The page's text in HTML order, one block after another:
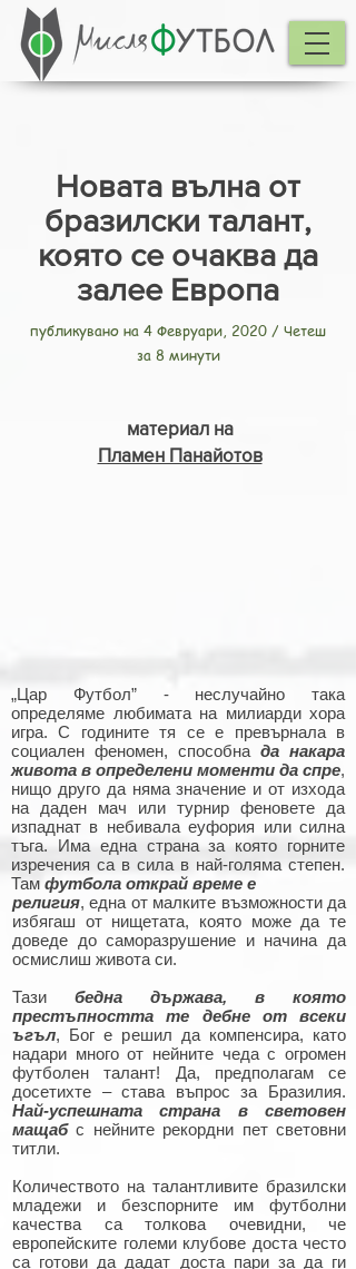
Новата вълна от
бразилски талант,
която се очаква да
залее Европа
публикувано на 4 Февруари, 2020 / Четеш
за 8 минути
материал на
Пламен Панайотов
„Цар Футбол” - неслучайно така
определяме любимата на милиарди хора
игра. С годините тя се е превърнала в
социален феномен, способна да накара
живота в определени моменти да спре,
нищо друго да няма значение и от изхода
на даден мач или турнир феновете да
изпаднат в небивала еуфория или силна
тъга. Има една страна за която горните
изречения са в сила в най-голяма степен.
Там футбола открай време е
религия, една от малките възможности да
избягаш от нищетата, която може да те
доведе до саморазрушение и начина да
осмислиш живота си.
Тази бедна държава, в която
престъпността те дебне от всеки
ъгъл, Бог е решил да компенсира, като
надари много от нейните чеда с огромен
футболен талант! Да, предполагам се
досетихте – става въпрос за Бразилия.
Най-успешната страна в световен
мащабс нейните рекордни пет световни
титли.
Количеството на талантливите бразилски
младежи и безспорните им футболни
качества са толкова очевидни, че
европейските големи клубове доста често
са готови да дадат доста пари за да ги